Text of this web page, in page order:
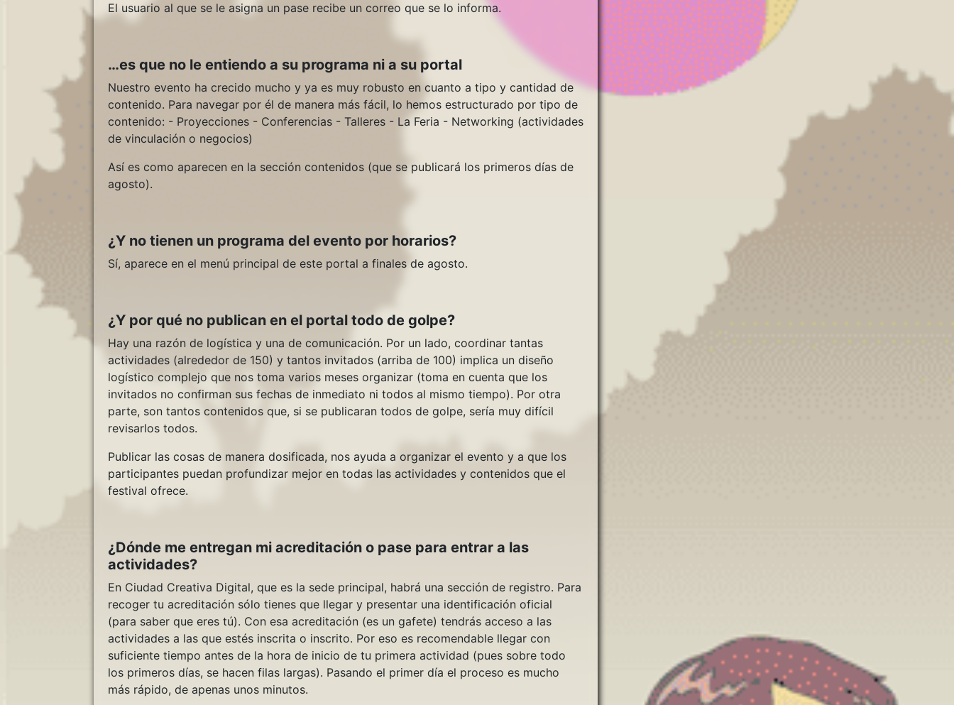
El usuario al que se le asigna un pase recibe un correo que se lo informa.
…es que no le entiendo a su programa ni a su portal
Nuestro evento ha crecido mucho y ya es muy robusto en cuanto a tipo y cantidad de
contenido. Para navegar por él de manera más fácil, lo hemos estructurado por tipo de
contenido: - Proyecciones - Conferencias - Talleres - La Feria - Networking (actividades
de vinculación o negocios)
Así es como aparecen en la sección contenidos (que se publicará los primeros días de
agosto).
¿Y no tienen un programa del evento por horarios?
Sí, aparece en el menú principal de este portal a finales de agosto.
¿Y por qué no publican en el portal todo de golpe?
Hay una razón de logística y una de comunicación. Por un lado, coordinar tantas
actividades (alrededor de 150) y tantos invitados (arriba de 100) implica un diseño
logístico complejo que nos toma varios meses organizar (toma en cuenta que los
invitados no confirman sus fechas de inmediato ni todos al mismo tiempo). Por otra
parte, son tantos contenidos que, si se publicaran todos de golpe, sería muy difícil
revisarlos todos.
Publicar las cosas de manera dosificada, nos ayuda a organizar el evento y a que los
participantes puedan profundizar mejor en todas las actividades y contenidos que el
festival ofrece.
¿Dónde me entregan mi acreditación o pase para entrar a las
actividades?
En Ciudad Creativa Digital, que es la sede principal, habrá una sección de registro. Para
recoger tu acreditación sólo tienes que llegar y presentar una identificación oficial
(para saber que eres tú). Con esa acreditación (es un gafete) tendrás acceso a las
actividades a las que estés inscrita o inscrito. Por eso es recomendable llegar con
suficiente tiempo antes de la hora de inicio de tu primera actividad (pues sobre todo
los primeros días, se hacen filas largas). Pasando el primer día el proceso es mucho
más rápido, de apenas unos minutos.